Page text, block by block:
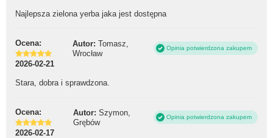
Najlepsza zielona yerba jaka jest dostępna
Ocena: Autor: Tomasz,
Wrocław
Opinia potwierdzona zakupem
2026-02-21
Stara, dobra i sprawdzona.
Ocena: Autor: Szymon,
Grębów
Opinia potwierdzona zakupem
2026-02-17